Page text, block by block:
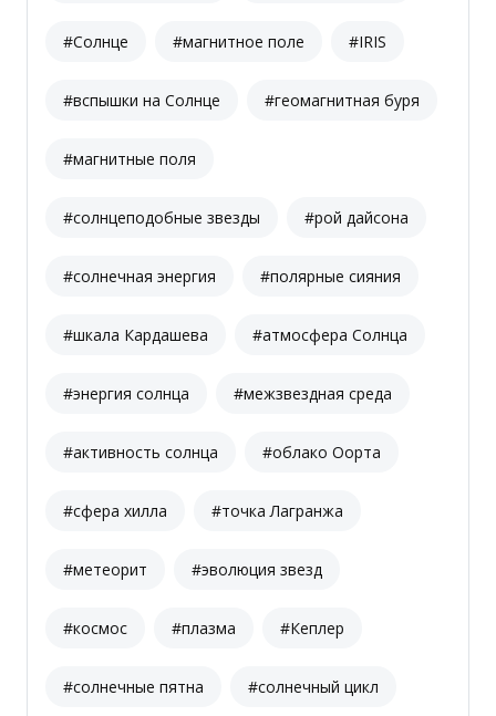
#Солнце #магнитное поле #IRIS
#вспышки на Солнце #геомагнитная буря
#магнитные поля
#солнцеподобные звезды #рой дайсона
#солнечная энергия #полярные сияния
#шкала Кардашева #атмосфера Солнца
#энергия солнца #межзвездная среда
#активность солнца #облако Оорта
#сфера хилла #точка Лагранжа
#метеорит #эволюция звезд
#космос #плазма #Кеплер
#солнечные пятна #солнечный цикл